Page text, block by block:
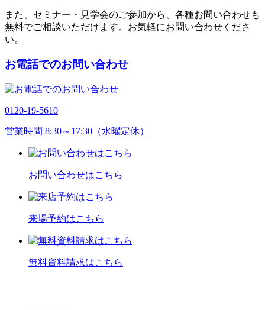
また、セミナー・見学会のご参加から、各種お問い合わせも
無料でご相談いただけます。お気軽にお問い合わせくださ
い。
お電話でのお問い合わせ
0120-19-5610
営業時間 8:30～17:30（水曜定休）
お問い合わせはこちら
来場予約はこちら
無料資料請求はこちら